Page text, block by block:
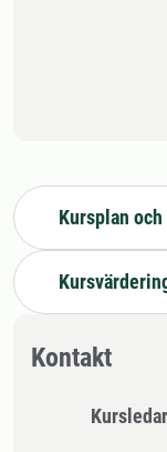
Kursplan
Kontakt